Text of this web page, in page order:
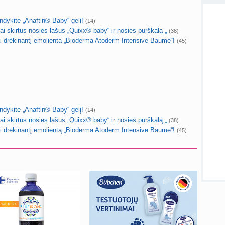
„Anaftin® Baby“ gelį! (14)
skirtus nosies lašus „Quixx® baby“ ir nosies purškalą „ (38)
emolientą „Bioderma Atoderm Intensive Baume“! (45)
„Anaftin® Baby“ gelį! (14)
skirtus nosies lašus „Quixx® baby“ ir nosies purškalą „ (38)
emolientą „Bioderma Atoderm Intensive Baume“! (45)